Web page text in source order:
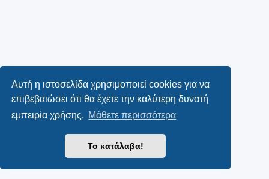
Αυτή η ιστοσελίδα χρησιμοποιεί cookies για να
επιβεβαιώσει ότι θα έχετε την καλύτερη δυνατή
εμπειρία χρήσης. Μάθετε περισσότερα
Το κατάλαβα!